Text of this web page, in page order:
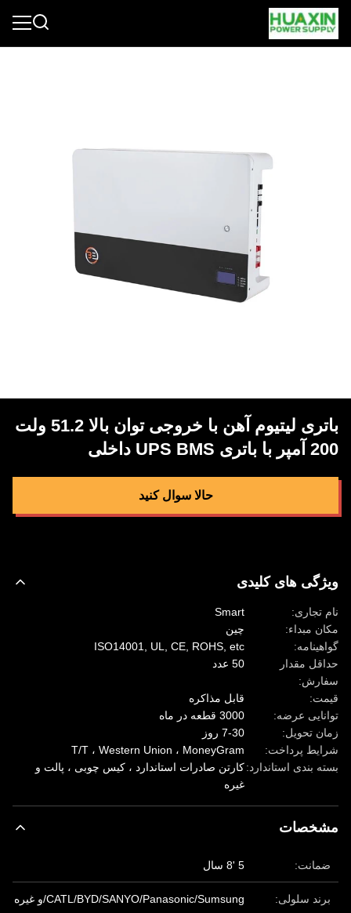
باتری لیتیوم آهن با خروجی توان بالا 51.2 ولت
200 آمپر با باتری UPS BMS داخلی
حالا سوال کنيد
ویژگی های کلیدی
نام تجاری:
Smart
مکان مبداء:
چین
گواهینامه:
ISO14001, UL, CE, ROHS, etc
حداقل مقدار
سفارش:
50 عدد
قیمت:
قابل مذاکره
توانایی عرضه:
3000 قطعه در ماه
زمان تحویل:
7-30 روز
شرایط پرداخت:
T/T ، Western Union ، MoneyGram
بسته بندی استاندارد:کارتن صادرات استاندارد ، کیس چوبی ، پالت و
غیره
مشخصات
ضمانت: 5 '8 سال
برند سلولی: CATL/BYD/SANYO/Panasonic/Sumsung/و غیره